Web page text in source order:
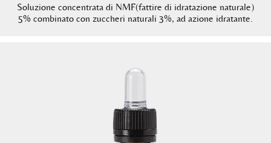
Soluzione concentrata di NMF(fattire di idratazione naturale)
5% combinato con zuccheri naturali 3%, ad azione idratante.